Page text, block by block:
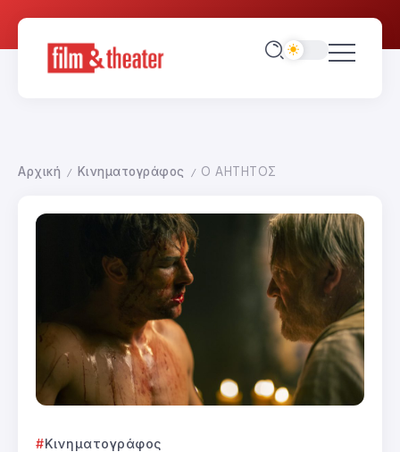
Αρχική / Κινηματογράφος / Ο ΑΗΤΗΤΟΣ
Κινηματογράφος